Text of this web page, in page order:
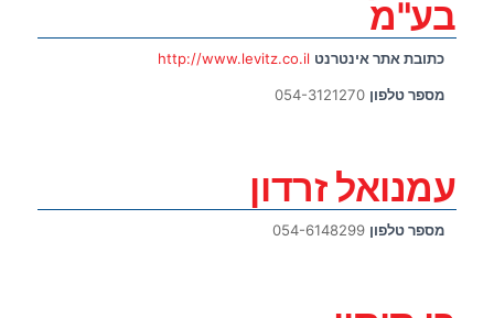
בע"מ
כתובת אתר אינטרנט http://www.levitz.co.il
מספר טלפון 054-3121270
עמנואל זרדון
מספר טלפון 054-6148299